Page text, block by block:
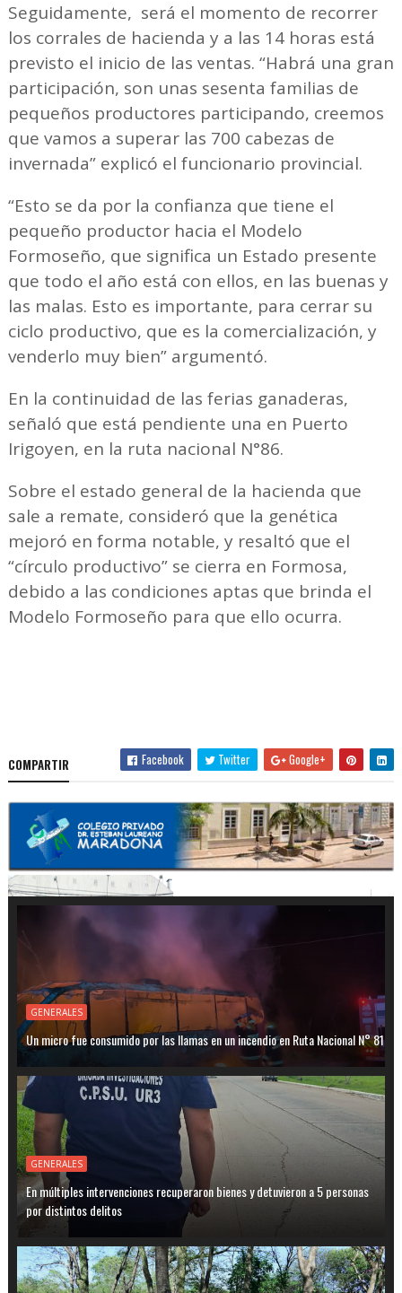
Seguidamente, será el momento de recorrer
los corrales de hacienda y a las 14 horas está
previsto el inicio de las ventas. “Habrá una gran
participación, son unas sesenta familias de
pequeños productores participando, creemos
que vamos a superar las 700 cabezas de
invernada” explicó el funcionario provincial.
“Esto se da por la confianza que tiene el
pequeño productor hacia el Modelo
Formoseño, que significa un Estado presente
que todo el año está con ellos, en las buenas y
las malas. Esto es importante, para cerrar su
ciclo productivo, que es la comercialización, y
venderlo muy bien” argumentó.
En la continuidad de las ferias ganaderas,
señaló que está pendiente una en Puerto
Irigoyen, en la ruta nacional N°86.
Sobre el estado general de la hacienda que
sale a remate, consideró que la genética
mejoró en forma notable, y resaltó que el
“círculo productivo” se cierra en Formosa,
debido a las condiciones aptas que brinda el
Modelo Formoseño para que ello ocurra.
COMPARTIR Facebook Twitter Google+
GENERALES
Un micro fue consumido por las llamas en un incendio en Ruta Nacional N° 81
GENERALES
En múltiples intervenciones recuperaron bienes y detuvieron a 5 personas
por distintos delitos